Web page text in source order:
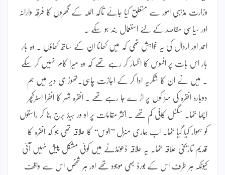
وزارت مذہبی امور سے متعلق کیا جائے تاکہ اللہ کے گھروں کا فرقہ وارانہ
اور سیاسی مقاصد کے لئے استعمال بند ہو سکے ۔
احمد اور اردال کی یہ خواہش تھی کہ میں کھانا ان کے ساتھ کھاؤں ۔ وہ بار
بار اس بات پر افسوس کا اظہار کر رہے تھے کہ وہ میرا کام نہیں کر سکے
۔ میں نے ان کا شکریہ ادا کر کے اجازت چاہی۔تھوڑ ی دیر میں ہم
دوبارہ انقرہ کی سڑ کوں پر اڑ ے جا رہے تھے ۔ انقرہ شہر کا انفرا اسٹرکچر
اچھا تھا۔ سگنل کافی کم تھے ۔ اکثر مقامات پر او ور ہیڈ برج بنا کر راستوں
کو ہموار کیا گیا تھا۔ اب ہماری منزل ’’الوس‘‘ کا علاقہ تھی جو کہ انقرہ کا
قدیم تاریخی علاقہ تھا۔ یہ علاقہ ڈھونڈنے میں کوئی مشکل پیش نہیں آئی
کیونکہ ہر طرف اس کے بورڈ بھی موجود تھے اور ہر شخص اس سے واقف